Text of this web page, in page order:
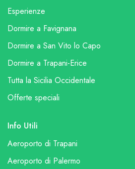
Esperienze
Dormire a Favignana
Dormire a San Vito lo Capo
Dormire a Trapani-Erice
Tutta la Sicilia Occidentale
Offerte speciali
Info Utili
Aeroporto di Trapani
Aeroporto di Palermo